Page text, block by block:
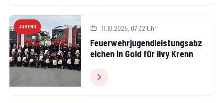
JUGEND 11.10.2025, 07:32 Uhr
Feuerwehrjugendleistungsabz
eichen in Gold für Ilvy Krenn